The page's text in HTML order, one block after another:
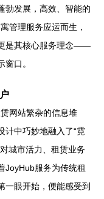
勃发展，高效、智能的
管理服务应运而生，
是其核心服务理念——
口。
网站繁杂的信息堆
计中巧妙地融入了“霓
城市活力、租赁业务
JoyHub服务为传统租
一眼开始，便能感受到